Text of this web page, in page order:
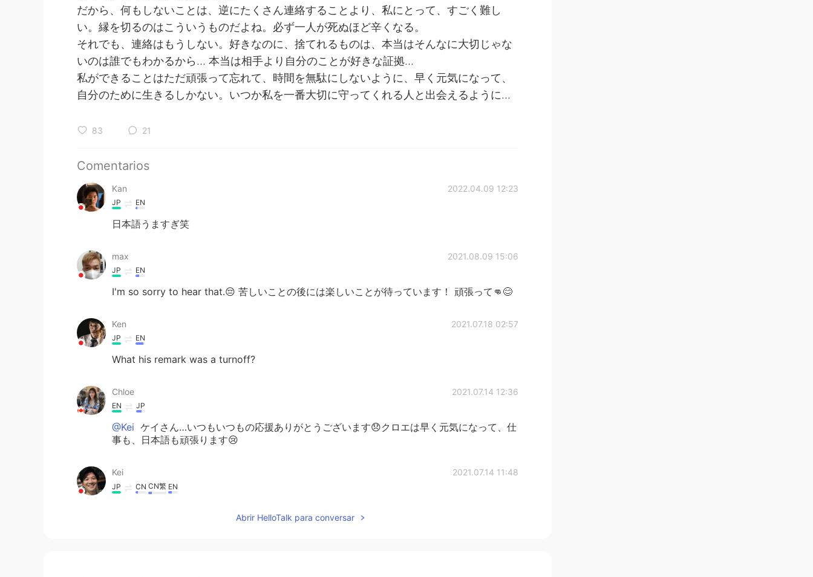
だから、何もしないことは、逆にたくさん連絡することより、私にとって、すごく難し
い。縁を切るのはこういうものだよね。必ず一人が死ぬほど辛くなる。
それでも、連絡はもうしない。好きなのに、捨てれるものは、本当はそんなに大切じゃな
いのは誰でもわかるから… 本当は相手より自分のことが好きな証拠…
私ができることはただ頑張って忘れて、時間を無駄にしないように、早く元気になって、
自分のために生きるしかない。いつか私を一番大切に守ってくれる人と出会えるように…
83 21
Comentarios
Kan 2022.04.09 12:23
JP EN
日本語うますぎ笑
max 2021.08.09 15:06
JP EN
I'm so sorry to hear that.😔 苦しいことの後には楽しいことが待っています！ 頑張って👊😊
Ken 2021.07.18 02:57
JP EN
What his remark was a turnoff?
Chloe 2021.07.14 12:36
EN JP
@Kei ケイさん…いつもいつもの応援ありがとうございます😞クロエは早く元気になって、仕
事も、日本語も頑張ります😢
Kei 2021.07.14 11:48
JP CN CN繁 EN
張って！こんなにも励ましてくれる人がいるんだし👍👍 これからも一緒に語学の勉強頑張っ
Abrir HelloTalk para conversar